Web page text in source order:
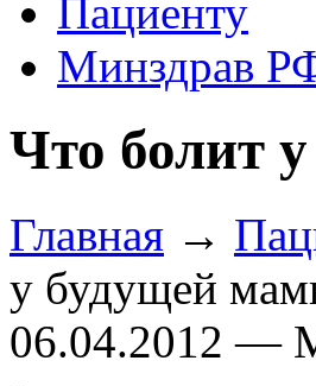
Пациенту
Минздрав
Что болит
Главная →
у будущей
06.04.2012 —